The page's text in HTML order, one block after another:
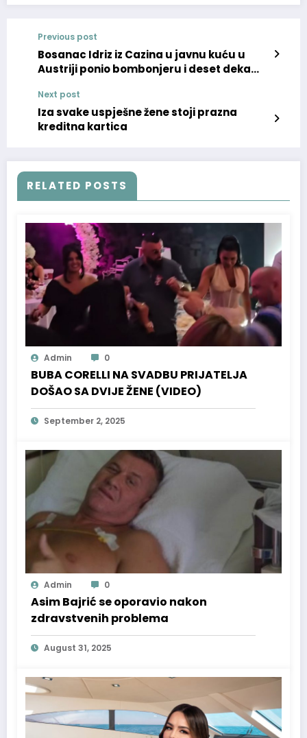
Previous post
Bosanac Idriz iz Cazina u javnu kuću u
Austriji ponio bombonjeru i deset deka
Next post
Iza svake uspješne žene stoji prazna
kreditna kartica
RELATED POSTS
Admin 0
BUBA CORELLI NA SVADBU PRIJATELJA
DOŠAO SA DVIJE ŽENE (VIDEO)
September 2, 2025
Admin 0
Asim Bajrić se oporavio nakon
zdravstvenih problema
August 31, 2025